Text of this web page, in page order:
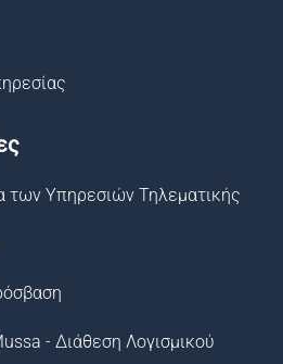
των Υπηρεσιών Τηλεματικής
- Διάθεση Λογισμικού